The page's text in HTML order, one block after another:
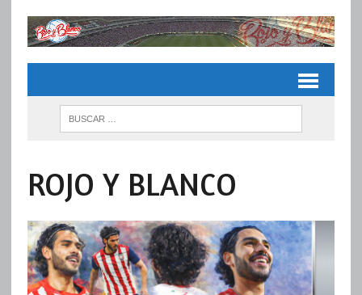
ROJO Y BLANCO